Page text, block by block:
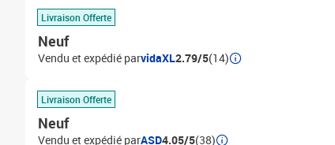
Livraison Offerte
Neuf
Vendu et expédié parvidaXL2.79/5(14)
Livraison Offerte
Neuf
Vendu et expédié parASD4.05/5(38)